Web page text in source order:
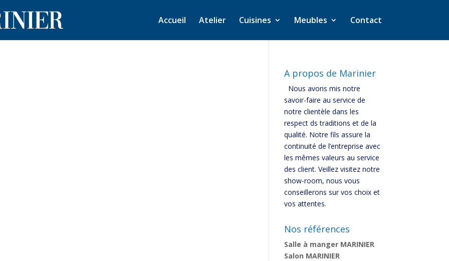
Accueil Atelier Cuisines Meubles Contact
A propos de Marinier
Nous avons mis notre
savoir-faire au service de
notre clientèle dans les
respect ds traditions et de la
qualité. Notre fils assure la
continuité de l’entreprise avec
les mêmes valeurs au service
des client. Veillez visitez notre
show-room, nous vous
conseillerons sur vos choix et
vos attentes.
Nos références
Salle à manger MARINIER
Salon MARINIER